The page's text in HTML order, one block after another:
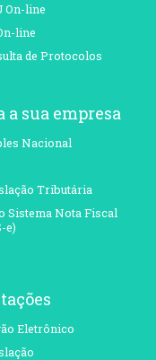
On-line
line
de Protocolos
a sua empresa
Nacional
Tributária
Sistema Nota Fiscal
e)
Eletrônico